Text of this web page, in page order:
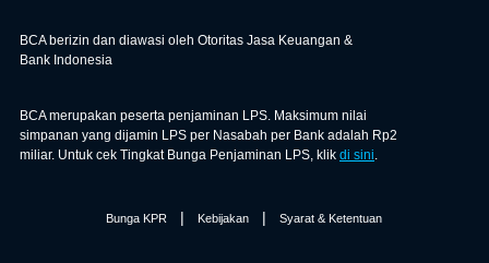
BCA berizin dan diawasi oleh Otoritas Jasa Keuangan &
Bank Indonesia
BCA merupakan peserta penjaminan LPS. Maksimum nilai
simpanan yang dijamin LPS per Nasabah per Bank adalah Rp2
miliar. Untuk cek Tingkat Bunga Penjaminan LPS, klik di sini.
Bunga KPR | Kebijakan | Syarat & Ketentuan